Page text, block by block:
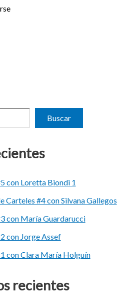
Buscar
con Loretta Biondi 1
Carteles #4 con Silvana Gallegos
con María Guardarucci
con Jorge Assef
con Clara María Holguín
recientes